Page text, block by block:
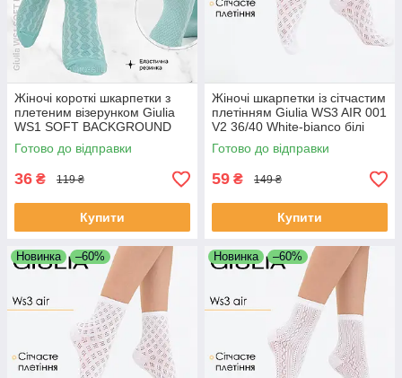
Жіночі короткі шкарпетки з
плетеним візерунком Giulia
WS1 SOFT BACKGROUND
003 36/40 сині Blue pastel
turquoise
Готово до відправки
36 ₴ 119 ₴
Купити
Жіночі шкарпетки із сітчастим
плетінням Giulia WS3 AIR 001
V2 36/40 White-bianco білі
шкарпетки сітка
Готово до відправки
59 ₴ 149 ₴
Купити
Новинка –60% Новинка –60%